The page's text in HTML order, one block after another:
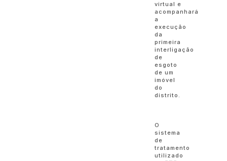
virtual e
acompanhará
a
execução
da
primeira
interligação
de
esgoto
de um
imóvel
do
distrito.
O
sistema
de
tratamento
utilizado